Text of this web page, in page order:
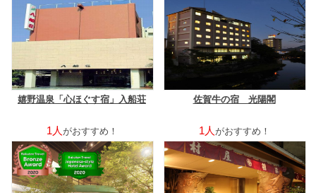
嬉野温泉「心ほぐす宿」入船荘 佐賀牛の宿 光陽閣
1人 がおすすめ！ 1人 がおすすめ！